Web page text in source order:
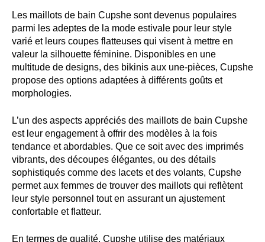
Les maillots de bain Cupshe sont devenus populaires
parmi les adeptes de la mode estivale pour leur style
varié et leurs coupes flatteuses qui visent à mettre en
valeur la silhouette féminine. Disponibles en une
multitude de designs, des bikinis aux une-pièces, Cupshe
propose des options adaptées à différents goûts et
morphologies.
L’un des aspects appréciés des maillots de bain Cupshe
est leur engagement à offrir des modèles à la fois
tendance et abordables. Que ce soit avec des imprimés
vibrants, des découpes élégantes, ou des détails
sophistiqués comme des lacets et des volants, Cupshe
permet aux femmes de trouver des maillots qui reflètent
leur style personnel tout en assurant un ajustement
confortable et flatteur.
En termes de qualité, Cupshe utilise des matériaux